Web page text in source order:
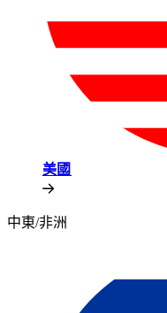
美國​​
中東/非洲​​